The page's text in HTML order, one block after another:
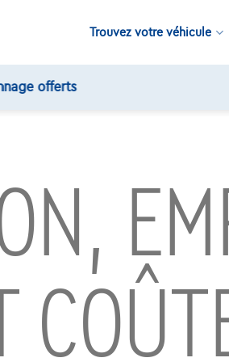
Trouvez votre véhicule